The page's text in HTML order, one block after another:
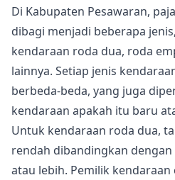
Di Kabupaten Pesawaran,
dibagi menjadi beberapa
kendaraan roda dua, roda
lainnya. Setiap jenis
berbeda-beda, yang juga
kendaraan apakah itu baru
Untuk kendaraan roda dua,
rendah dibandingkan
atau lebih. Pemilik